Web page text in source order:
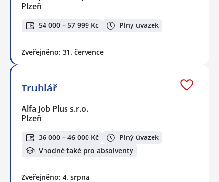
Plzeň
54 000 – 57 999 Kč Plný úvazek
Zveřejněno: 31. července
Truhlář
Alfa Job Plus s.r.o.
Plzeň
36 000 – 46 000 Kč
Plný úvazek
Vhodné také pro absolventy
Zveřejněno: 4. srpna